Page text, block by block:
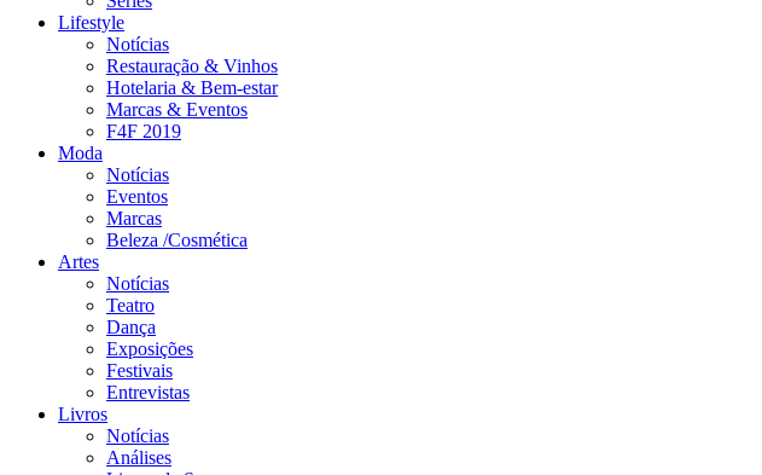
Lifestyle
Notícias
Restauração & Vinhos
Hotelaria & Bem-estar
Marcas & Eventos
F4F 2019
Moda
Notícias
Eventos
Marcas
Beleza /Cosmética
Artes
Notícias
Teatro
Dança
Exposições
Festivais
Entrevistas
Livros
Notícias
Análises